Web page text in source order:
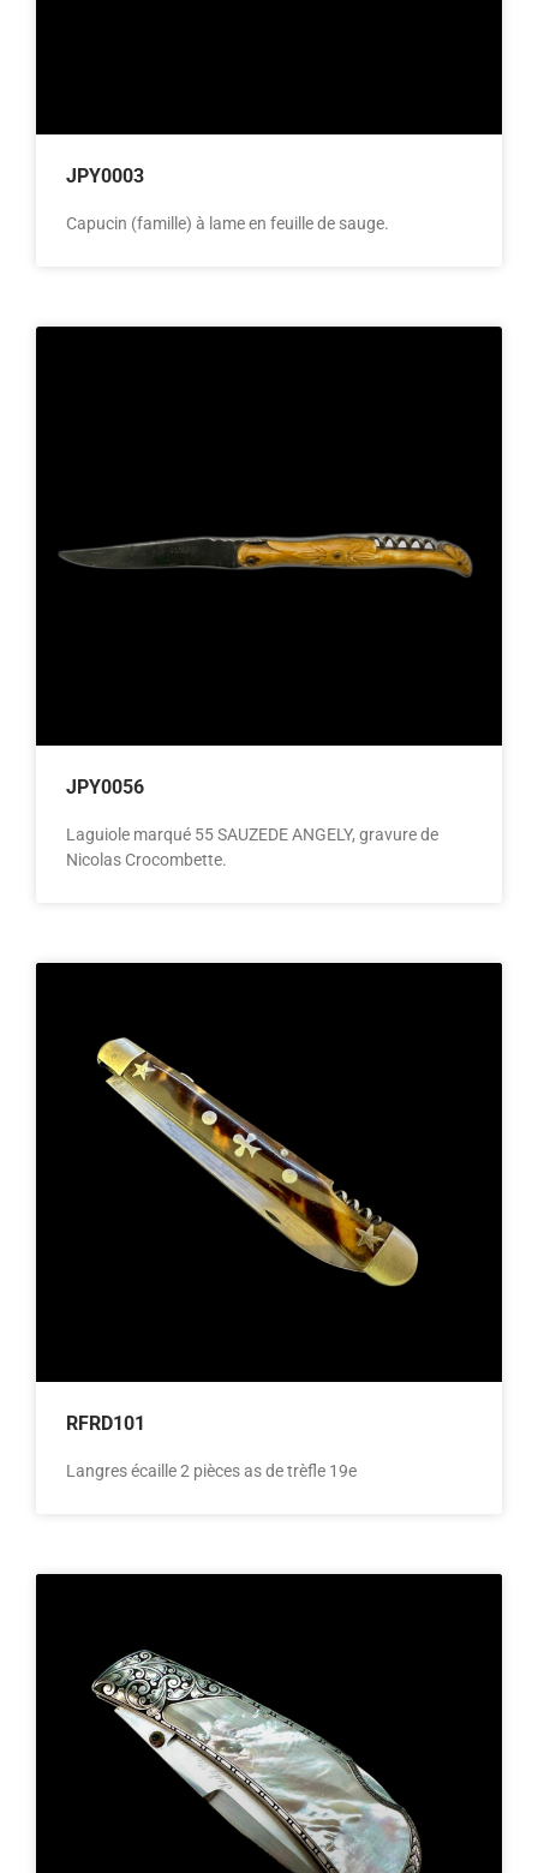
JPY0003
Capucin (famille) à lame en feuille de sauge.
JPY0056
Laguiole marqué 55 SAUZEDE ANGELY, gravure de
Nicolas Crocombette.
RFRD101
Langres écaille 2 pièces as de trèfle 19e